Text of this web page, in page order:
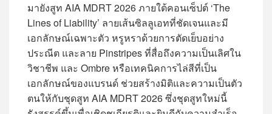
มายังสูท AIA MDRT 2026 ภายใต้คอนเซ็ปต์ ‘The
Lines of Liability’ ลายเส้นซิลลูเอทที่ชัดเจนและมี
เอกลักษณ์เฉพาะตัว หรูหราด้วยการตัดเย็บอย่าง
ประณีต และลาย Pinstripes ที่สื่อถึงความเป็นเลิศใน
วิชาชีพ และ Ombre หรือเทคนิคการไล่สีที่เป็น
เอกลักษณ์ของแบรนด์ ช่วยสร้างมิติและความเป็นตัว
ตนให้กับชุดสูท AIA MDRT 2026 ซึ่งชุดสูทใหม่นี้